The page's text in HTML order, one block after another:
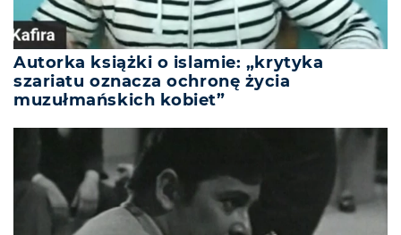
Autorka książki o islamie: „krytyka
szariatu oznacza ochronę życia
muzułmańskich kobiet”